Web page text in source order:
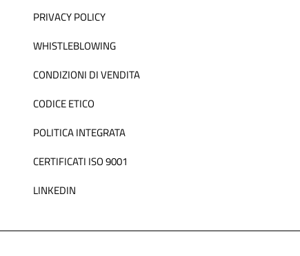
PRIVACY POLICY
WHISTLEBLOWING
CONDIZIONI DI VENDITA
CODICE ETICO
POLITICA INTEGRATA
CERTIFICATI ISO 9001
LINKEDIN